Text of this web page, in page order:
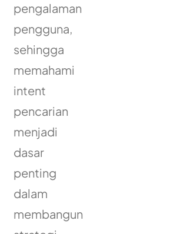
pengalaman
pengguna,
sehingga
memahami
intent
pencarian
menjadi
dasar
penting
dalam
membangun